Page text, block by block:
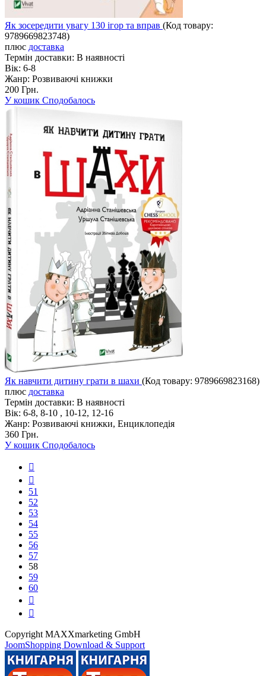
Як зосередити увагу 130 ігор та вправ (Код товару:
9789669823748)
плюс доставка
Термін доставки: В наявності
Вік: 6-8
Жанр: Розвиваючі книжки
200 Грн.
У кошик Сподобалось
Як навчити дитину грати в шахи (Код товару: 9789669823168)
плюс доставка
Термін доставки: В наявності
Вік: 6-8, 8-10 , 10-12, 12-16
Жанр: Розвиваючі книжки, Енциклопедія
360 Грн.
У кошик Сподобалось
51
52
53
54
55
56
57
58
59
60
Copyright MAXXmarketing GmbH
JoomShopping Download & Support